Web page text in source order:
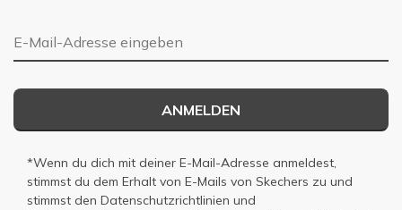
E-Mail-Adresse
ANMELDEN
*Wenn du dich mit deiner E-Mail-Adresse anmeldest,
stimmst du dem Erhalt von E-Mails von Skechers zu und
stimmst den Datenschutzrichtlinien und